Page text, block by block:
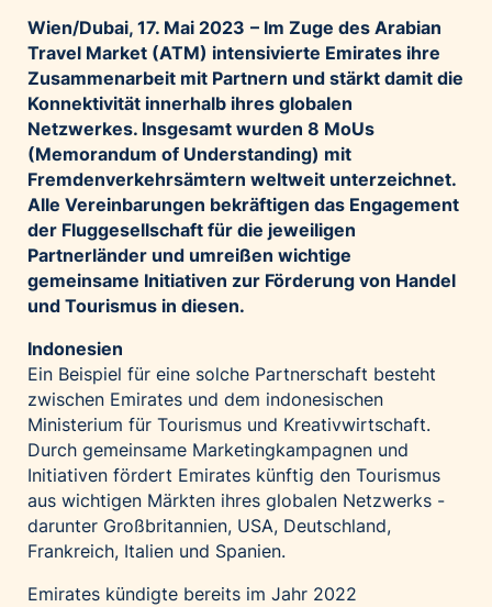
Mondelēz Österreich
Muse Electronics
Neuroth
öbv – Österreichischer Bundesverlag
Ökopharm
Palfinger AG
Polestar
REXEL Austria
Starbucks
Superbrands Austria
Tante Fanny
Vollpension
win2day
Wolt
woom bikes
Kontakt
Wien/Dubai, 17. Mai 2023 – Im Zuge des Arabian
Travel Market (ATM) intensivierte Emirates ihre
Zusammenarbeit mit Partnern und stärkt damit die
Konnektivität innerhalb ihres globalen
Netzwerkes. Insgesamt wurden 8 MoUs
(Memorandum of Understanding) mit
Fremdenverkehrsämtern weltweit unterzeichnet.
Alle Vereinbarungen bekräftigen das Engagement
der Fluggesellschaft für die jeweiligen
Partnerländer und umreißen wichtige
gemeinsame Initiativen zur Förderung von Handel
und Tourismus in diesen.
Indonesien
Ein Beispiel für eine solche Partnerschaft besteht
zwischen Emirates und dem indonesischen
Ministerium für Tourismus und Kreativwirtschaft.
Durch gemeinsame Marketingkampagnen und
Initiativen fördert Emirates künftig den Tourismus
aus wichtigen Märkten ihres globalen Netzwerks -
darunter Großbritannien, USA, Deutschland,
Frankreich, Italien und Spanien.
Emirates kündigte bereits im Jahr 2022